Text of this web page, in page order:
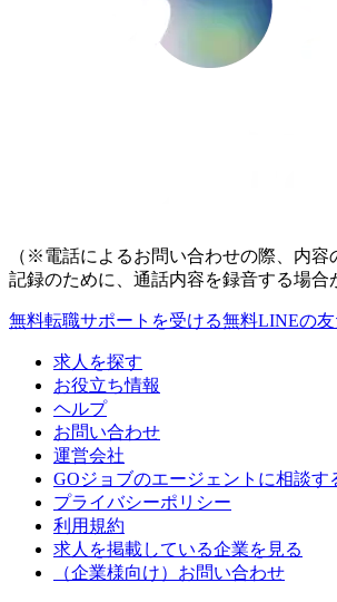
（※電話によるお問い合わせの際、内容
記録のために、通話内容を録音する場合
無料転職サポートを受ける無料LINEの
求人を探す
お役立ち情報
ヘルプ
お問い合わせ
運営会社
GOジョブのエージェントに相談す
プライバシーポリシー
利用規約
求人を掲載している企業を見る
（企業様向け）お問い合わせ